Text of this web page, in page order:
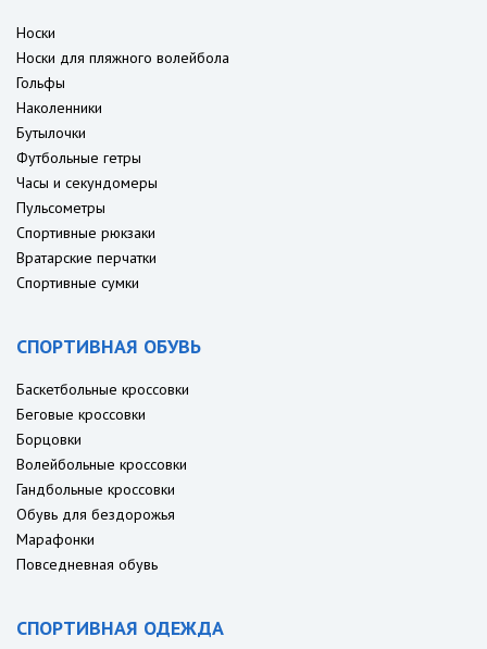
Носки
Носки для пляжного волейбола
Гольфы
Наколенники
Бутылочки
Футбольные гетры
Часы и секундомеры
Пульсометры
Спортивные рюкзаки
Вратарские перчатки
Спортивные сумки
СПОРТИВНАЯ ОБУВЬ
Баскетбольные кроссовки
Беговые кроссовки
Борцовки
Волейбольные кроссовки
Гандбольные кроссовки
Обувь для бездорожья
Марафонки
Повседневная обувь
СПОРТИВНАЯ ОДЕЖДА